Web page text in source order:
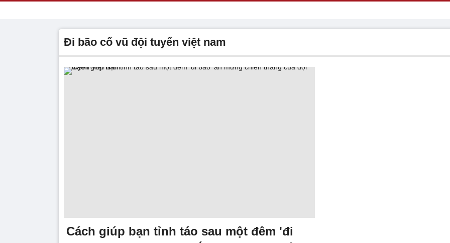
đi bão cổ vũ đội tuyển việt nam
Cách giúp bạn tỉnh táo sau một đêm 'đi